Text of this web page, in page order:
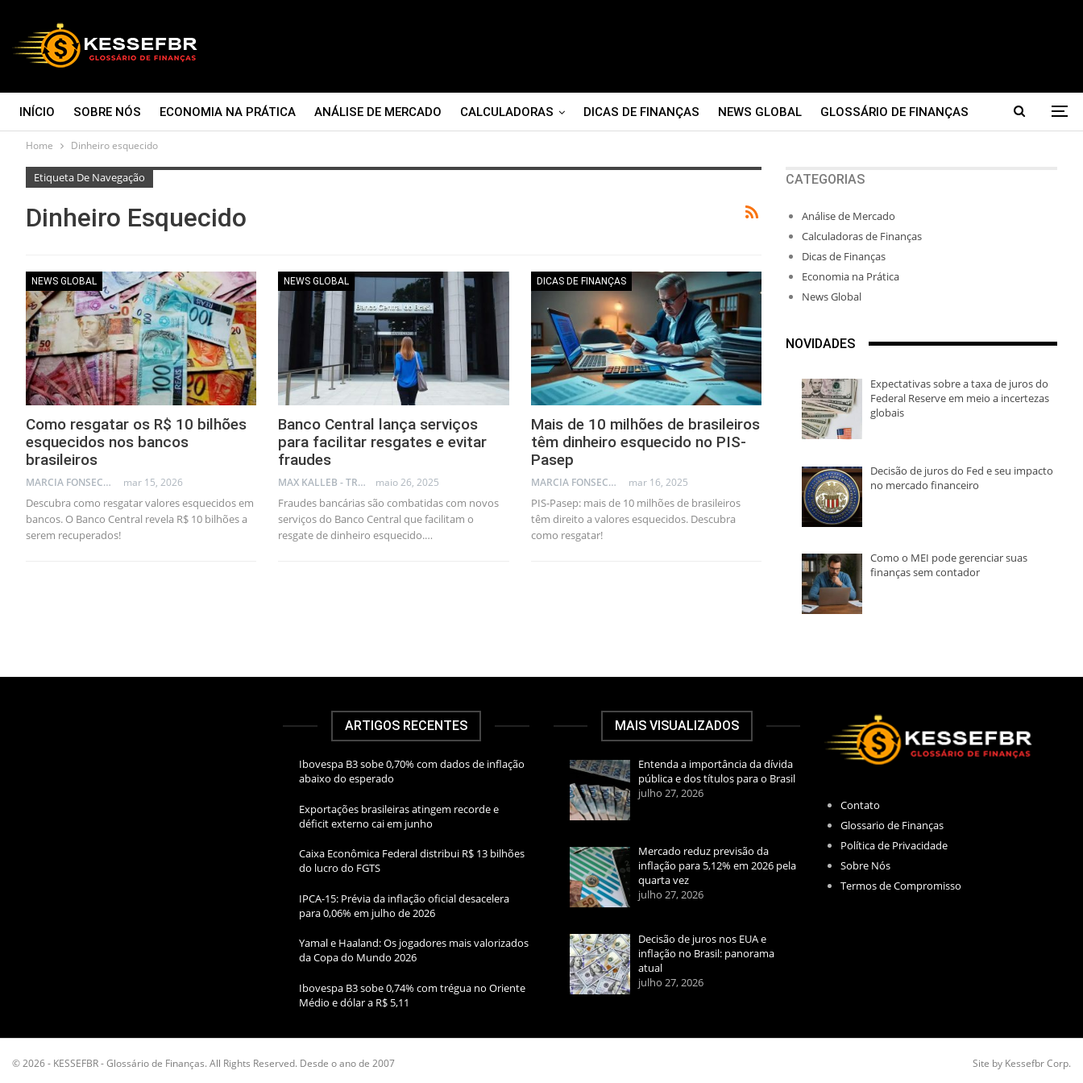
INÍCIO SOBRE NÓS ECONOMIA NA PRÁTICA ANÁLISE DE MERCADO CALCULADORAS DICAS DE FINANÇAS NEWS GLOBAL GLOSSÁRIO DE FINANÇAS
CONTATO
Home Dinheiro esquecido
Etiqueta De Navegação
Dinheiro Esquecido
NEWS GLOBAL
Como resgatar os R$ 10 bilhões
esquecidos nos bancos
brasileiros
MARCIA FONSECA - FINANCIAL CONSULTANT mar 15, 2026
Descubra como resgatar valores esquecidos em
bancos. O Banco Central revela R$ 10 bilhões a
serem recuperados!
NEWS GLOBAL
Banco Central lança serviços
para facilitar resgates e evitar
fraudes
MAX KALLEB - TRADER maio 26, 2025
Fraudes bancárias são combatidas com novos
serviços do Banco Central que facilitam o
resgate de dinheiro esquecido.…
DICAS DE FINANÇAS
Mais de 10 milhões de brasileiros
têm dinheiro esquecido no PIS-
Pasep
MARCIA FONSECA - FINANCIAL CONSULTANT mar 16, 2025
PIS-Pasep: mais de 10 milhões de brasileiros
têm direito a valores esquecidos. Descubra
como resgatar!
CATEGORIAS
Análise de Mercado
Calculadoras de Finanças
Dicas de Finanças
Economia na Prática
News Global
NOVIDADES
Expectativas sobre a taxa de juros do
Federal Reserve em meio a incertezas
globais
Decisão de juros do Fed e seu impacto
no mercado financeiro
Como o MEI pode gerenciar suas
finanças sem contador
ARTIGOS RECENTES
Ibovespa B3 sobe 0,70% com dados de inflação
abaixo do esperado
Exportações brasileiras atingem recorde e
déficit externo cai em junho
Caixa Econômica Federal distribui R$ 13 bilhões
do lucro do FGTS
IPCA-15: Prévia da inflação oficial desacelera
para 0,06% em julho de 2026
Yamal e Haaland: Os jogadores mais valorizados
da Copa do Mundo 2026
Ibovespa B3 sobe 0,74% com trégua no Oriente
Médio e dólar a R$ 5,11
MAIS VISUALIZADOS
Entenda a importância da dívida
pública e dos títulos para o Brasil
julho 27, 2026
Mercado reduz previsão da
inflação para 5,12% em 2026 pela
quarta vez
julho 27, 2026
Decisão de juros nos EUA e
inflação no Brasil: panorama
atual
julho 27, 2026
Contato
Glossario de Finanças
Política de Privacidade
Sobre Nós
Termos de Compromisso
© 2026 - KESSEFBR - Glossário de Finanças. All Rights Reserved. Desde o ano de 2007 Site by Kessefbr Corp.